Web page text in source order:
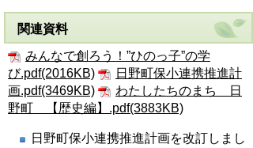
関連資料
みんなで創ろう！”ひのっ子”の学
び.pdf(2016KB)
日野町保小連携推進計
画.pdf(3469KB)
わたしたちのまち 日
野町 【歴史編】.pdf(3883KB)
日野町保小連携推進計画を改訂しまし